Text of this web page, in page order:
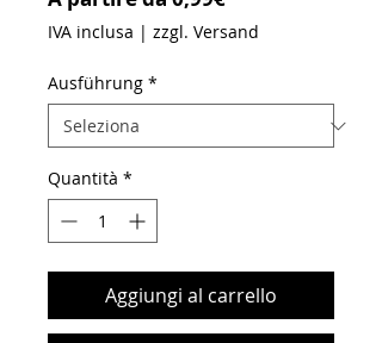
IVA inclusa | zzgl. Versand
Ausführung *
Quantità *
Aggiungi al carrello